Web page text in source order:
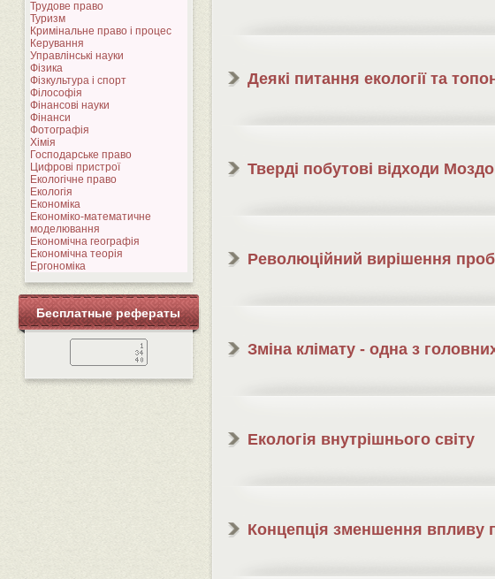
Трудове право
Туризм
Кримінальне право і процес
Керування
Управлінські науки
Фізика
Фізкультура і спорт
Філософія
Фінансові науки
Фінанси
Фотографія
Хімія
Господарське право
Цифрові пристрої
Екологічне право
Екологія
Економіка
Економіко-математичне
моделювання
Економічна географія
Економічна теорія
Ергономіка
Бесплатные рефераты
Деякі питання екології та
Тверді побутові відходи
Революційний вирішення
Зміна клімату - одна з
Екологія внутрішнього світу
Концепція зменшення впливу